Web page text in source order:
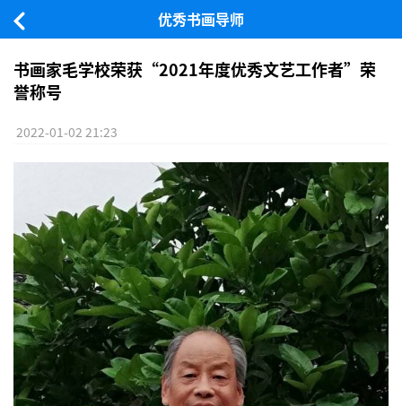
优秀书画导师
书画家毛学校荣获“2021年度优秀文艺工作者”荣
誉称号
2022-01-02 21:23